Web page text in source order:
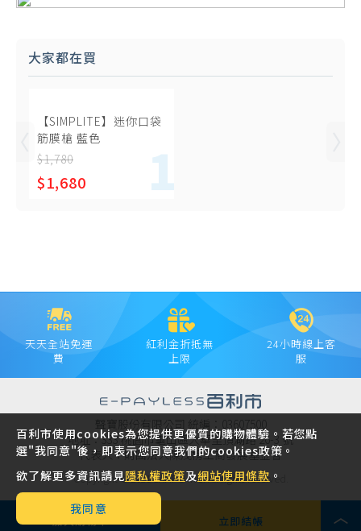
大家都在買
【SIMPLITE】迷你口袋
筋膜槍 藍色
$1,780
$1,680
立即結帳
天天全站免運
費
紅利金折抵無
上限
24小時線上客
服
聲寶股份有限公司 統編：03607500
地址：333 桃園市龜山區大華里頂湖路 26-3 號
代表人：財團法人陳茂榜工商發展基金會
Copyright © 2021 SAMPO INC. All rights reserved.
百利市使用cookies為您提供更優質的購物體驗。若您點
選"我同意"後，即表示您同意我們的cookies政策。
欲了解更多資訊請見隱私權政策及網站使用條款 。
我同意